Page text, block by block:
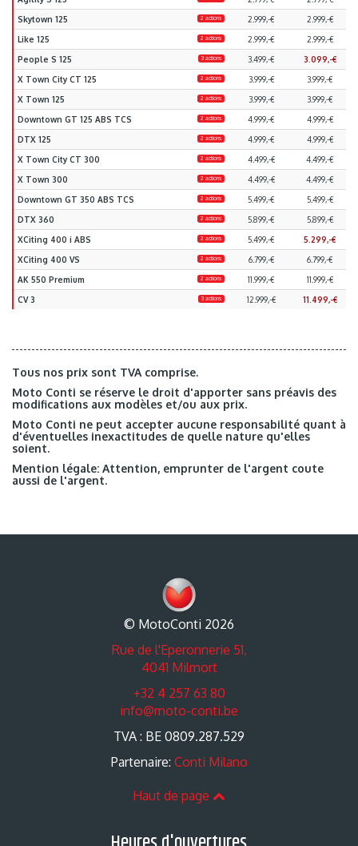
Skytown 125 2 actions 2.999,-€ 2.999,-€
Like 125 2 actions 2.999,-€ 2.999,-€
People S 125 3 actions 3.499,-€ 3.099,-€
X Town City CT 125 2 actions 3.999,-€ 3.999,-€
X Town 125 2 actions 3.999,-€ 3.999,-€
Downtown GT 125 ABS TCS 2 actions 4.999,-€ 4.999,-€
DTX 125 2 actions 4.999,-€ 4.999,-€
X Town City CT 300 2 actions 4.499,-€ 4.499,-€
X Town 300 2 actions 4.499,-€ 4.499,-€
Downtown GT 350 ABS TCS 2 actions 5.499,-€ 5.499,-€
DTX 360 2 actions 5.899,-€ 5.899,-€
XCiting 400 i ABS 2 actions 5.499,-€ 5.299,-€
XCiting 400 VS 2 actions 6.799,-€ 6.799,-€
AK 550 Premium 2 actions 11.999,-€ 11.999,-€
CV 3 3 actions 12.999,-€ 11.499,-€
Tous nos prix sont TVA comprise.
Moto Conti se réserve le droit d'apporter sans préavis des
modifications aux modèles et/ou aux prix.
Moto Conti ne peut accepter aucune responsabilité quant à
d'éventuelles inexactitudes de quelle nature qu'elles
soient.
Mention légale: Attention, emprunter de l'argent coute
aussi de l'argent.
© MotoConti 2026
Rue de l'Eperonnerie 51,
4041 Milmort
+32 4 257 63 80
info@moto-conti.be
TVA : BE 0809.287.529
Partenaire: Conti Milano
Haut de page